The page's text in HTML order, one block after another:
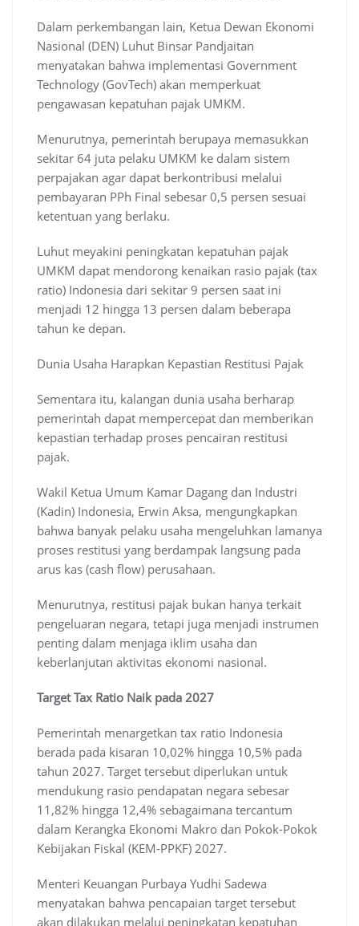
Dalam perkembangan lain, Ketua Dewan Ekonomi
Nasional (DEN) Luhut Binsar Pandjaitan
menyatakan bahwa implementasi Government
Technology (GovTech) akan memperkuat
pengawasan kepatuhan pajak UMKM.
Menurutnya, pemerintah berupaya memasukkan
sekitar 64 juta pelaku UMKM ke dalam sistem
perpajakan agar dapat berkontribusi melalui
pembayaran PPh Final sebesar 0,5 persen sesuai
ketentuan yang berlaku.
Luhut meyakini peningkatan kepatuhan pajak
UMKM dapat mendorong kenaikan rasio pajak (tax
ratio) Indonesia dari sekitar 9 persen saat ini
menjadi 12 hingga 13 persen dalam beberapa
tahun ke depan.
Dunia Usaha Harapkan Kepastian Restitusi Pajak
Sementara itu, kalangan dunia usaha berharap
pemerintah dapat mempercepat dan memberikan
kepastian terhadap proses pencairan restitusi
pajak.
Wakil Ketua Umum Kamar Dagang dan Industri
(Kadin) Indonesia, Erwin Aksa, mengungkapkan
bahwa banyak pelaku usaha mengeluhkan lamanya
proses restitusi yang berdampak langsung pada
arus kas (cash flow) perusahaan.
Menurutnya, restitusi pajak bukan hanya terkait
pengeluaran negara, tetapi juga menjadi instrumen
penting dalam menjaga iklim usaha dan
keberlanjutan aktivitas ekonomi nasional.
Target Tax Ratio Naik pada 2027
Pemerintah menargetkan tax ratio Indonesia
berada pada kisaran 10,02% hingga 10,5% pada
tahun 2027. Target tersebut diperlukan untuk
mendukung rasio pendapatan negara sebesar
11,82% hingga 12,4% sebagaimana tercantum
dalam Kerangka Ekonomi Makro dan Pokok-Pokok
Kebijakan Fiskal (KEM-PPKF) 2027.
Menteri Keuangan Purbaya Yudhi Sadewa
menyatakan bahwa pencapaian target tersebut
akan dilakukan melalui peningkatan kepatuhan